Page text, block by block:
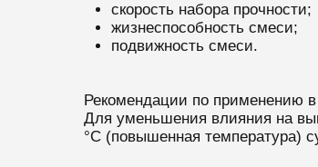
скорость набора прочности;
жизнеспособность смеси;
подвижность смеси.
Рекомендации по применению
Для уменьшения влияния на
°С (повышенная температура)